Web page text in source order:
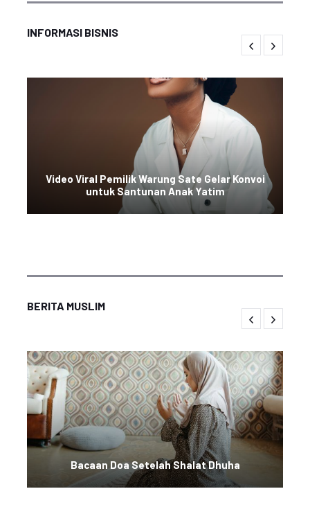
INFORMASI BISNIS
Video Viral Pemilik Warung Sate Gelar Konvoi
untuk Santunan Anak Yatim
BERITA MUSLIM
Bacaan Doa Setelah Shalat Dhuha